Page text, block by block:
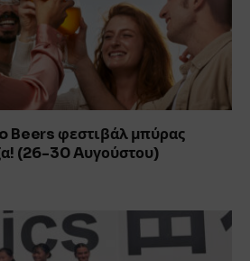
Beers φεστιβάλ μπύρας
(26-30 Aυγούστου)